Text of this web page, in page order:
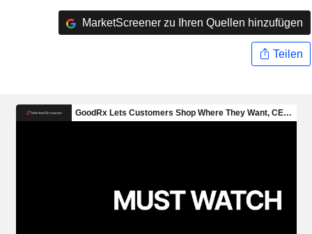
MarketScreener zu Ihren Quellen hinzufügen
Teilen